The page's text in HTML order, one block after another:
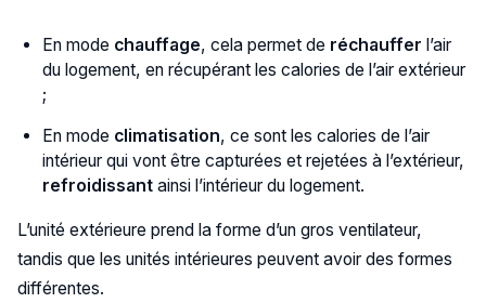
En mode chauffage, cela permet de réchauffer l’air
du logement, en récupérant les calories de l’air extérieur
;
En mode climatisation, ce sont les calories de l’air
intérieur qui vont être capturées et rejetées à l’extérieur,
refroidissant ainsi l’intérieur du logement.
L’unité extérieure prend la forme d’un gros ventilateur,
tandis que les unités intérieures peuvent avoir des formes
différentes.